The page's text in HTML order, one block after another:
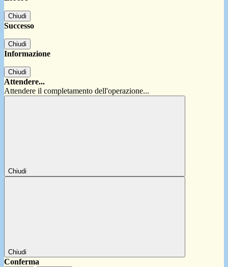
Chiudi
Successo
Chiudi
Informazione
Chiudi
Attendere...
Attendere il completamento dell'operazione...
Chiudi
Chiudi
Conferma